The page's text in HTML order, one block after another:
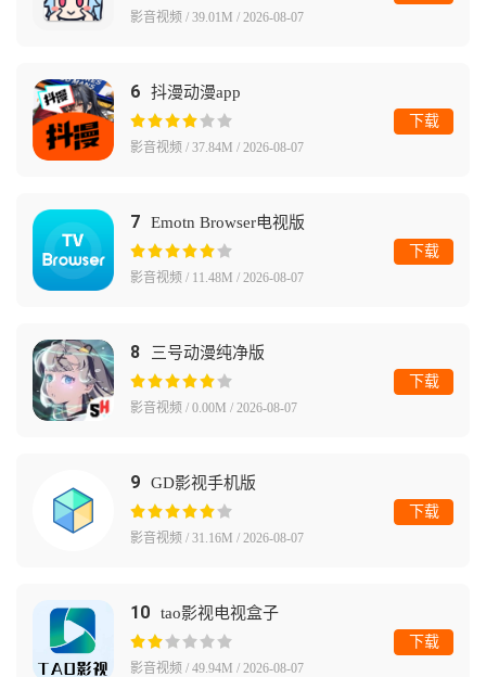
影音视频 / 39.01M / 2026-08-07
6 抖漫动漫app
影音视频 / 37.84M / 2026-08-07
下载
7 Emotn Browser电视版
影音视频 / 11.48M / 2026-08-07
下载
8 三号动漫纯净版
影音视频 / 0.00M / 2026-08-07
下载
9 GD影视手机版
影音视频 / 31.16M / 2026-08-07
下载
10 tao影视电视盒子
影音视频 / 49.94M / 2026-08-07
下载